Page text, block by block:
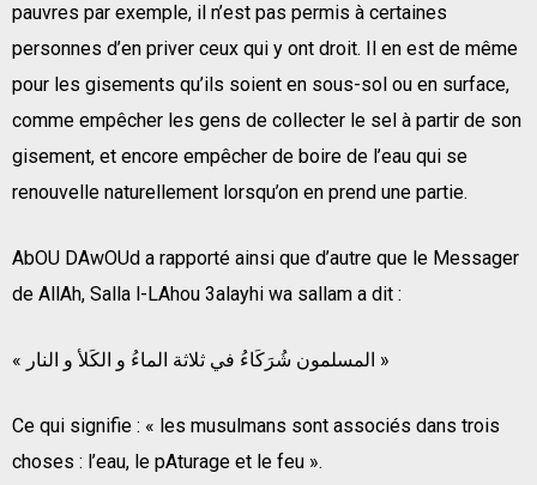
pauvres par exemple, il n’est pas permis à certaines
personnes d’en priver ceux qui y ont droit. Il en est de même
pour les gisements qu’ils soient en sous-sol ou en surface,
comme empêcher les gens de collecter le sel à partir de son
gisement, et encore empêcher de boire de l’eau qui se
renouvelle naturellement lorsqu’on en prend une partie.
AbOU DAwOUd a rapporté ainsi que d’autre que le Messager
de AllAh, Salla l-LAhou 3alayhi wa sallam a dit :
« المسلمون شُرَكَاءُ في ثلاثة الماءُ و الكَلأ و النار »
Ce qui signifie : « les musulmans sont associés dans trois
choses : l’eau, le pAturage et le feu ».